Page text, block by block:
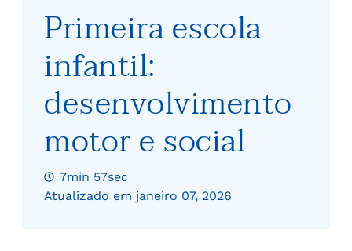
Primeira escola
infantil:
desenvolvimento
motor e social
7min 57sec
Atualizado em janeiro 07, 2026